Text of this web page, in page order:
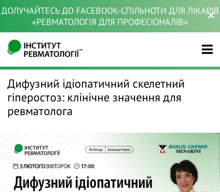
ДОЛУЧАЙТЕСЬ ДО FACEBOOK-СПІЛЬНОТИ ДЛЯ ЛІКАРІВ
«РЕВМАТОЛОГІЯ ДЛЯ ПРОФЕСІОНАЛІВ»
Дифузний ідіопатичний скелетний
гіперостоз: клінічне значення для
ревматолога